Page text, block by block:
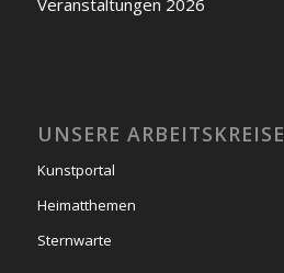
Veranstaltungen 2026
UNSERE ARBEITSKREISE
Kunstportal
Heimatthemen
Sternwarte